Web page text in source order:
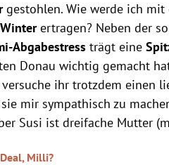
gestohlen. Wie werde ich mit
Winterertragen? Neben der
Abgabestress trägt eine
Donau wichtig gemacht
ihr trotzdem einen
mir sympathisch zu
Susi ist dreifache Mutter
Milli?